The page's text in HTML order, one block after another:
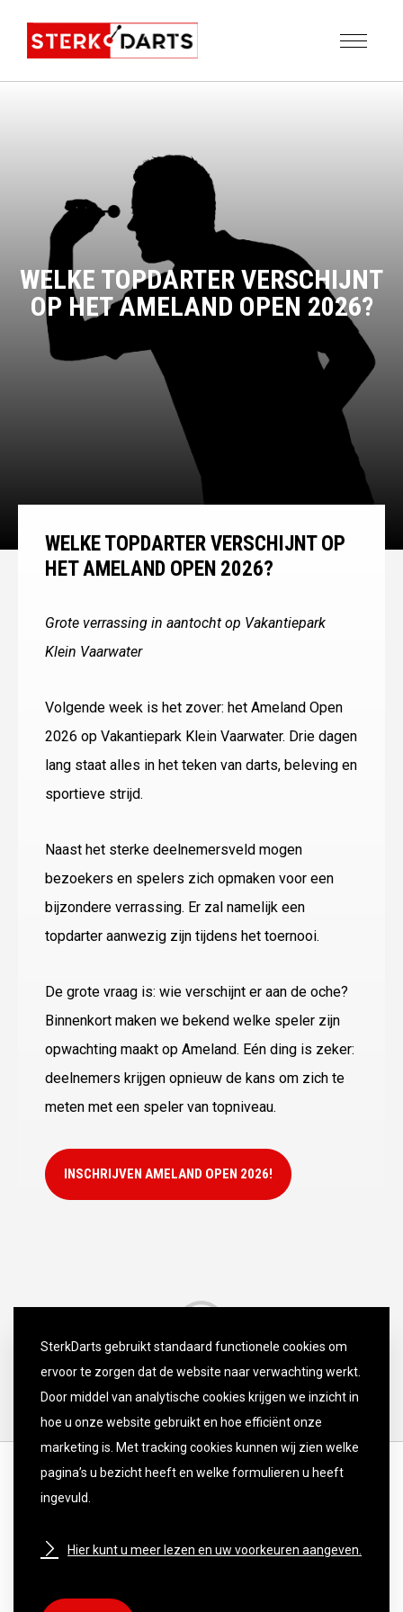
WELKE TOPDARTER VERSCHIJNT
OP HET AMELAND OPEN 2026?
WELKE TOPDARTER VERSCHIJNT OP
HET AMELAND OPEN 2026?
Grote verrassing in aantocht op Vakantiepark
Klein Vaarwater
Volgende week is het zover: het Ameland Open
2026 op Vakantiepark Klein Vaarwater. Drie dagen
lang staat alles in het teken van darts, beleving en
sportieve strijd.
Naast het sterke deelnemersveld mogen
bezoekers en spelers zich opmaken voor een
bijzondere verrassing. Er zal namelijk een
topdarter aanwezig zijn tijdens het toernooi.
De grote vraag is: wie verschijnt er aan de oche?
Binnenkort maken we bekend welke speler zijn
opwachting maakt op Ameland. Eén ding is zeker:
deelnemers krijgen opnieuw de kans om zich te
meten met een speler van topniveau.
INSCHRIJVEN AMELAND OPEN 2026!
DISCLAIMER
SterkDarts gebruikt standaard functionele cookies om
ervoor te zorgen dat de website naar verwachting werkt.
Door middel van analytische cookies krijgen we inzicht in
hoe u onze website gebruikt en hoe efficiënt onze
marketing is. Met tracking cookies kunnen wij zien welke
pagina’s u bezicht heeft en welke formulieren u heeft
ingevuld.
Hier kunt u meer lezen en uw voorkeuren aangeven.